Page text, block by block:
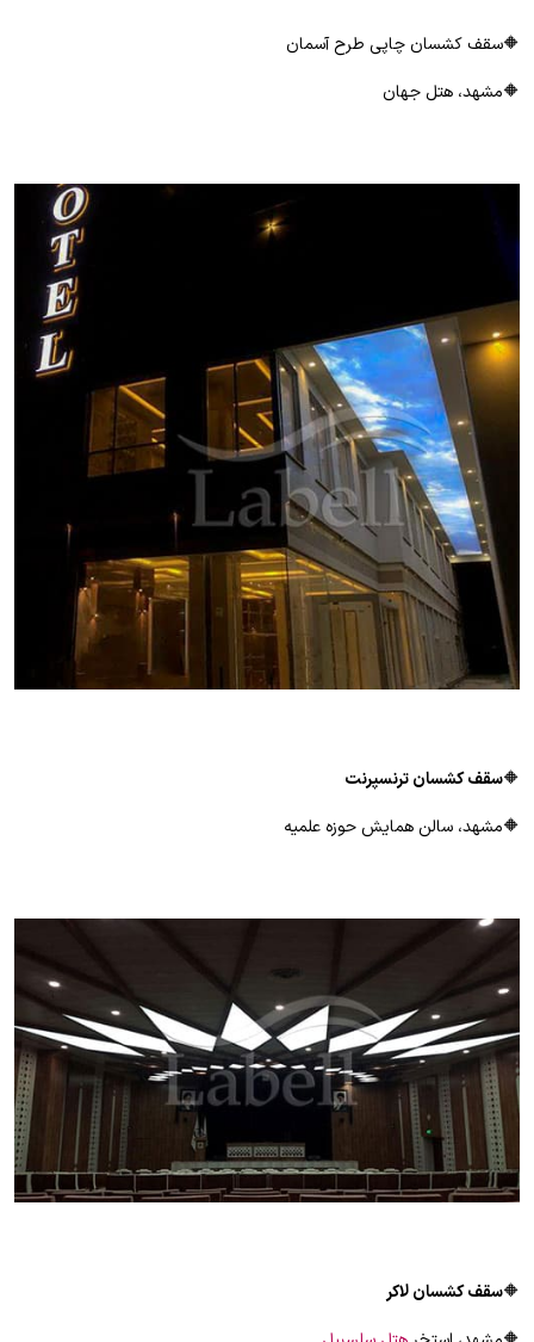
🔶سقف کشسان چاپی طرح آسمان
🔶مشهد، هتل جهان
🔶سقف کشسان ترنسپرنت
🔶مشهد، سالن همایش حوزه علمیه
🔶سقف کشسان لاکر